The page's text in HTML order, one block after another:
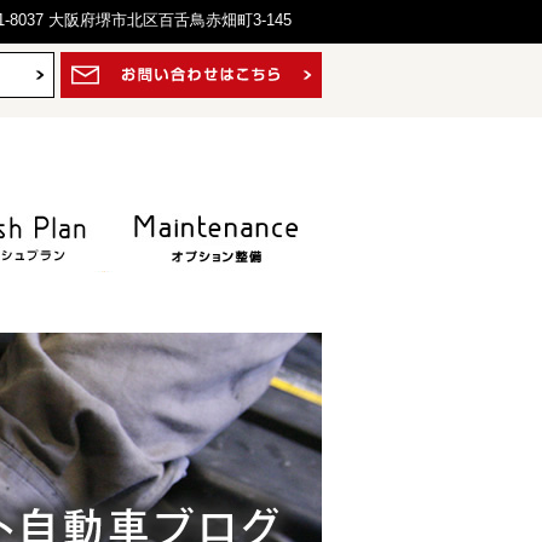
8037 大阪府堺市北区百舌鳥赤畑町3-145